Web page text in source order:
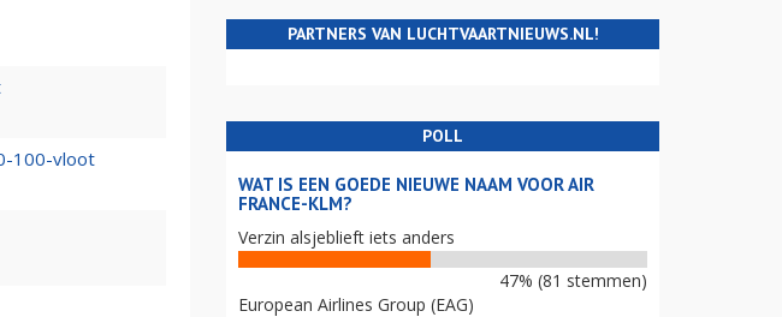
100-vloot
PARTNERS VAN LUCHTVAARTNIEUWS.NL!
POLL
WAT IS EEN GOEDE NIEUWE NAAM VOOR AIR
FRANCE-KLM?
Verzin alsjeblieft iets anders
47% (81 stemmen)
European Airlines Group (EAG)